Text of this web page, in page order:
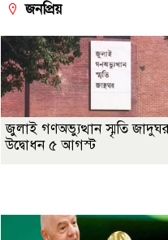
জনপ্রিয়
জুলাই গণঅভ্যুত্থান স্মৃতি
উদ্বোধন ৫ আগস্ট